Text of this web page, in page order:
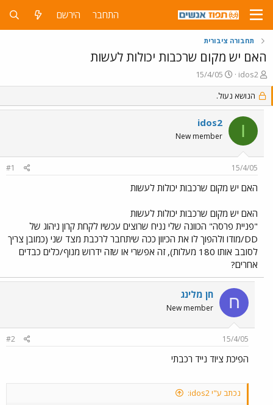
התחבר הירשם
תחבורה ציבורית
האם יש מקום שרכבות יכולות לעשות
פ
ו
ת
ח
נ
idos2
פ
ו
ר
ס
ם
ב
ת
ך
15/4/05
הנושא נעול.
I
idos2
New member
15/4/05
#1
האם יש מקום שרכבות יכולות לעשות
האם יש מקום שרכבות יכולות לעשות
"פניית פרסה" הכוונה שלי נניח שרוצים עכשיו לקחת קרון ניהוג של
DD/מודו ולהפוך לו את הכיוון ככה שיתחבר לרכבת מצד שני (כמובן צריך
לסובב אותו 180 מעלות), זה אפשרי או שזה ידרוש מנוף/כלים כבדים
אחרים?
ח חן מלינג
New member
15/4/05
#2
הפיכת ציוד נייד רכבתי
נכתב ע"י idos2: